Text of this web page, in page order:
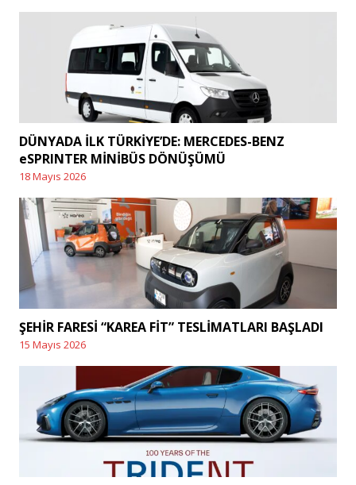
DÜNYADA İLK TÜRKİYE’DE: MERCEDES-BENZ
eSPRINTER MİNİBÜS DÖNÜŞÜMÜ
Posted
on
18 Mayıs 2026
ŞEHİR FARESİ “KAREA FİT” TESLİMATLARI BAŞLADI
Posted
on
15 Mayıs 2026